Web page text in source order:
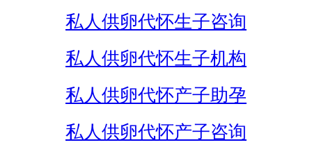
私人供卵代怀生子咨询
私人供卵代怀生子机构
私人供卵代怀产子助孕
私人供卵代怀产子咨询